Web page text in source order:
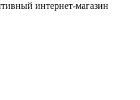
интернет-магазин